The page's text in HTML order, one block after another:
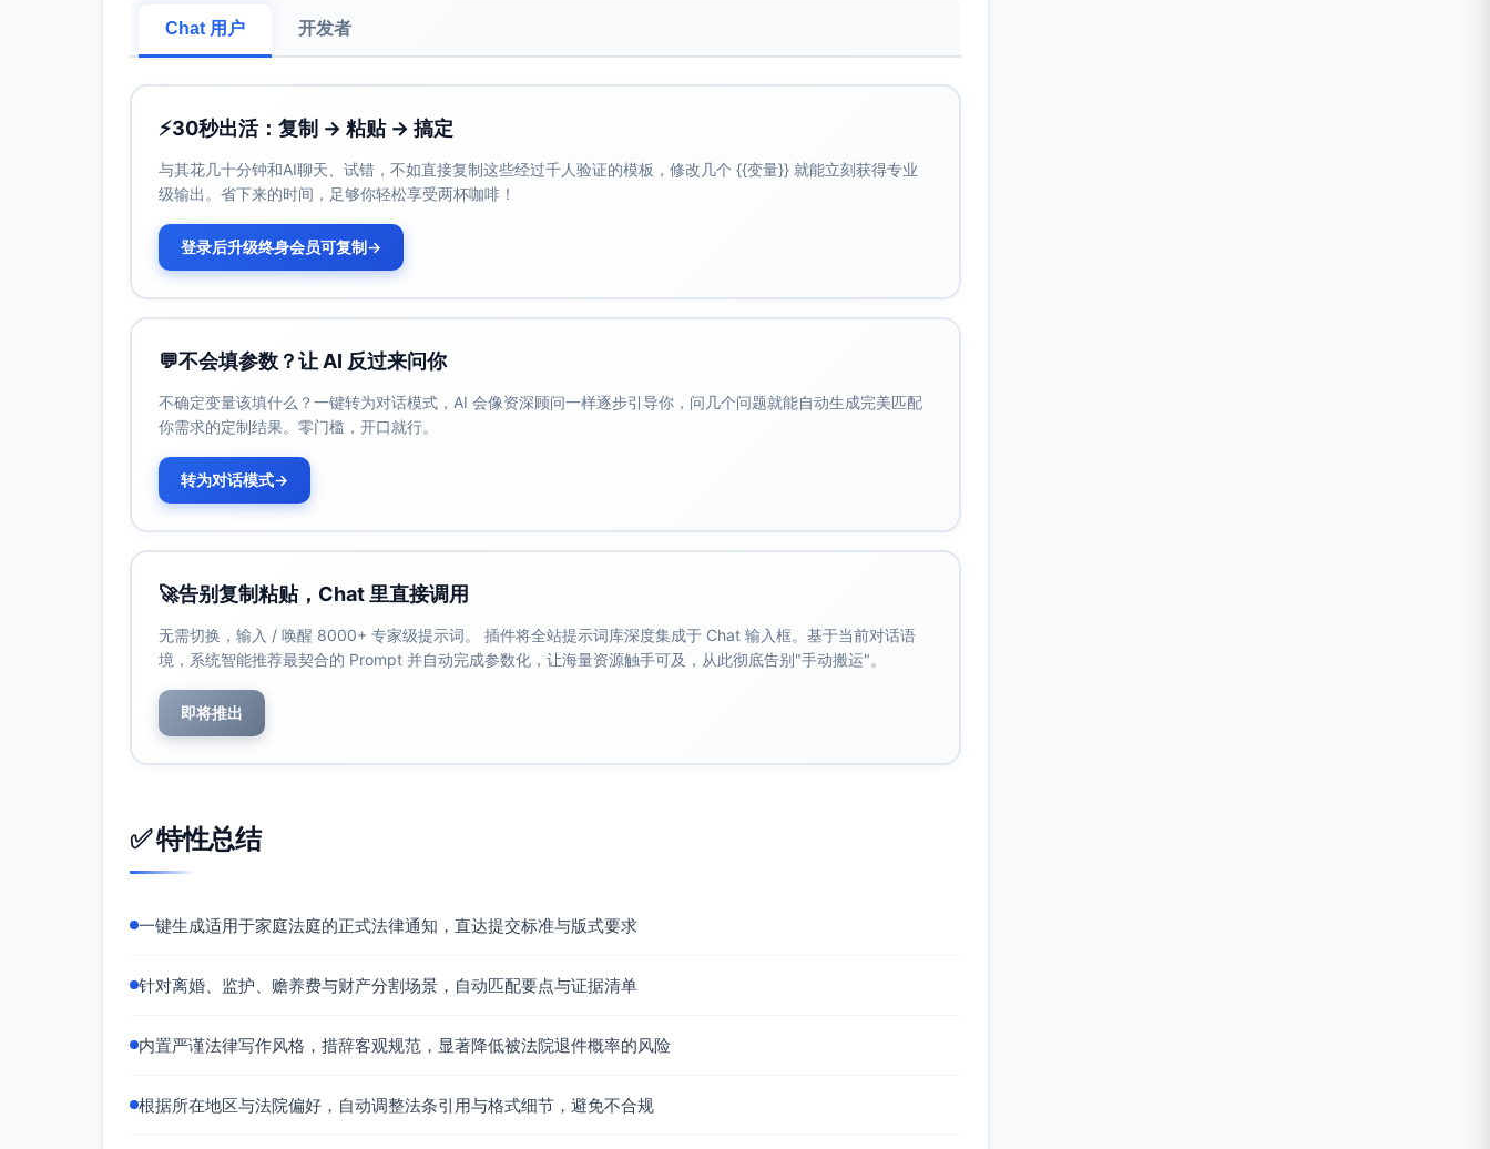
交接与安全保障
响下接触、隔离第三人、指定第三方中立场所交接、必要时申请人身安全保护令等。
市（或出境/出省）。
实际抚养方应及时向对方通报子女健康、教育、培训、课外活动等重大信息，并提供就医、学校评估报告
等资料；双方享有等同的教育、医疗信息知情权及查阅权。
违反的法律后果与执行
据此在实体判决中调整最终抚养与探望安排。
临时措施的期间
上述临时安排自法院裁定/决定生效之日起施行，至本案生效法律文书就子女抚养与探望作出最终处理时
程序请求（如属紧急情形）
鉴于________（如：存在即刻安全风险、子女长期脱离主要照护环境、对学业/医疗造成重大影响等）之紧
照护史与稳定性
自____年起，未成年子女主要由________照护，日常学习、医疗、作息、心理支持、课外活动由其主导并与
学校/医疗机构保持稳定联系。现行照护结构稳定且运行良好，变动不利于子女的日常秩序与依恋关系。
子女最大利益
子女当前年龄____岁，身心发育阶段对稳定居住环境与主要依恋照护者依赖性较强。维持现有直接抚养方
亲职能力与配合意愿
安全与风险（如适用）
人证言/录音录像）为凭。为防止二次伤害，宜在过渡期内采用监督式探望及安全交接。
依照适用法律关于未成年人最大利益原则、维持监护与照护连续性原则、保障未成年人安全原则、促进亲
法院对离婚诉讼中子女抚养与探望事项得作出临时裁定/决定。
Chat 用户 开发者
⚡30秒出活：复制 → 粘贴 → 搞定
与其花几十分钟和AI聊天、试错，不如直接复制这些经过千人验证的模板，修改几个 {{变量}} 就能立刻获得专业
级输出。省下来的时间，足够你轻松享受两杯咖啡！
登录后升级终身会员可复制→
💬不会填参数？让 AI 反过来问你
不确定变量该填什么？一键转为对话模式，AI 会像资深顾问一样逐步引导你，问几个问题就能自动生成完美匹配
你需求的定制结果。零门槛，开口就行。
转为对话模式→
🚀告别复制粘贴，Chat 里直接调用
无需切换，输入 / 唤醒 8000+ 专家级提示词。 插件将全站提示词库深度集成于 Chat 输入框。基于当前对话语
境，系统智能推荐最契合的 Prompt 并自动完成参数化，让海量资源触手可及，从此彻底告别"手动搬运"。
即将推出
✅ 特性总结
一键生成适用于家庭法庭的正式法律通知，直达提交标准与版式要求
针对离婚、监护、赡养费与财产分割场景，自动匹配要点与证据清单
内置严谨法律写作风格，措辞客观规范，显著降低被法院退件概率的风险
根据所在地区与法院偏好，自动调整法条引用与格式细节，避免不合规